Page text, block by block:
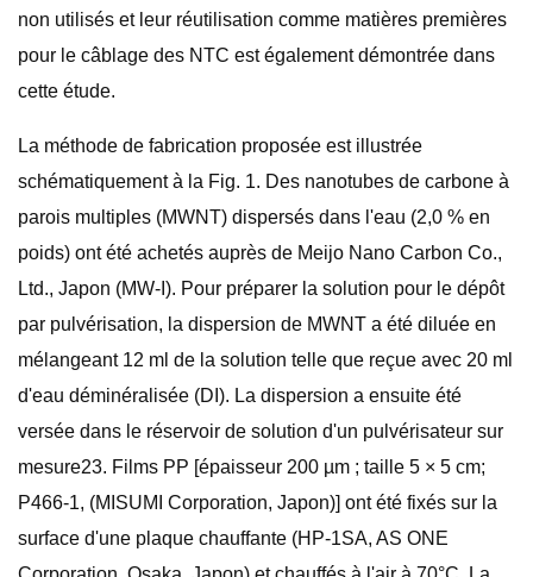
non utilisés et leur réutilisation comme matières premières
pour le câblage des NTC est également démontrée dans
cette étude.
La méthode de fabrication proposée est illustrée
schématiquement à la Fig. 1. Des nanotubes de carbone à
parois multiples (MWNT) dispersés dans l'eau (2,0 % en
poids) ont été achetés auprès de Meijo Nano Carbon Co.,
Ltd., Japon (MW-I). Pour préparer la solution pour le dépôt
par pulvérisation, la dispersion de MWNT a été diluée en
mélangeant 12 ml de la solution telle que reçue avec 20 ml
d'eau déminéralisée (DI). La dispersion a ensuite été
versée dans le réservoir de solution d'un pulvérisateur sur
mesure23. Films PP [épaisseur 200 µm ; taille 5 × 5 cm;
P466-1, (MISUMI Corporation, Japon)] ont été fixés sur la
surface d'une plaque chauffante (HP-1SA, AS ONE